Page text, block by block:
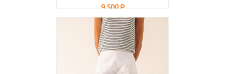
9 500 Р
В корзину Подробнее